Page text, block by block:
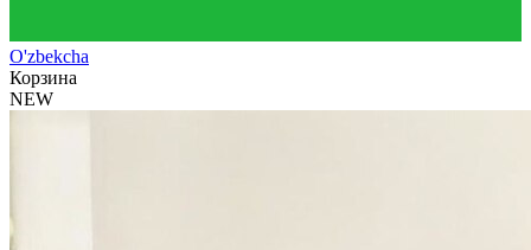
O'zbekcha
Корзина
NEW